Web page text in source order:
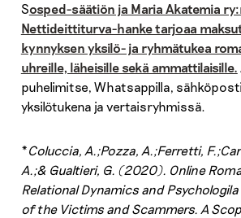
Sosped-säätiön ja Maria Akatemia
Nettideittiturva-hanke tarjoaa
kynnyksen yksilö- ja ryhmätukea
uhreille, läheisille sekä ammattilaisille.
puhelimitse, Whatsappilla,
yksilötukena ja vertaisryhmissä.
*Coluccia, A.;Pozza, A.;Ferretti,
A.;& Gualtieri, G. (2020). Online
Relational Dynamics and
of the Victims and Scammers. A